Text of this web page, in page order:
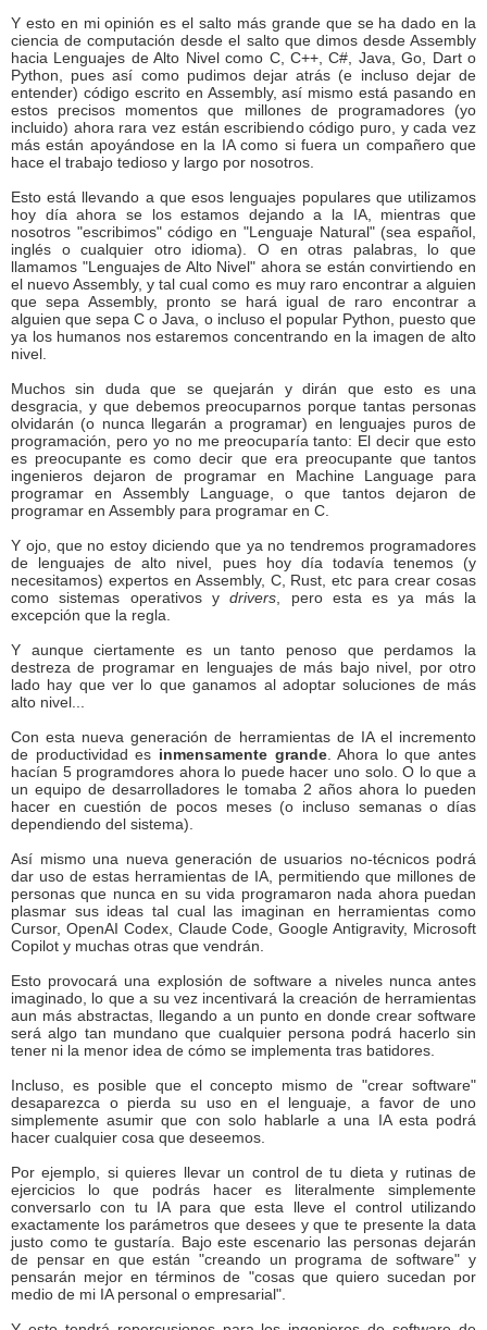
Y esto en mi opinión es el salto más grande que se ha dado en la
ciencia de computación desde el salto que dimos desde Assembly
hacia Lenguajes de Alto Nivel como C, C++, C#, Java, Go, Dart o
Python, pues así como pudimos dejar atrás (e incluso dejar de
entender) código escrito en Assembly, así mismo está pasando en
estos precisos momentos que millones de programadores (yo
incluido) ahora rara vez están escribiendo código puro, y cada vez
más están apoyándose en la IA como si fuera un compañero que
hace el trabajo tedioso y largo por nosotros.
Esto está llevando a que esos lenguajes populares que utilizamos
hoy día ahora se los estamos dejando a la IA, mientras que
nosotros "escribimos" código en "Lenguaje Natural" (sea español,
inglés o cualquier otro idioma). O en otras palabras, lo que
llamamos "Lenguajes de Alto Nivel" ahora se están convirtiendo en
el nuevo Assembly, y tal cual como es muy raro encontrar a alguien
que sepa Assembly, pronto se hará igual de raro encontrar a
alguien que sepa C o Java, o incluso el popular Python, puesto que
ya los humanos nos estaremos concentrando en la imagen de alto
nivel.
Muchos sin duda que se quejarán y dirán que esto es una
desgracia, y que debemos preocuparnos porque tantas personas
olvidarán (o nunca llegarán a programar) en lenguajes puros de
programación, pero yo no me preocuparía tanto: El decir que esto
es preocupante es como decir que era preocupante que tantos
ingenieros dejaron de programar en Machine Language para
programar en Assembly Language, o que tantos dejaron de
programar en Assembly para programar en C.
Y ojo, que no estoy diciendo que ya no tendremos programadores
de lenguajes de alto nivel, pues hoy día todavía tenemos (y
necesitamos) expertos en Assembly, C, Rust, etc para crear cosas
como sistemas operativos ydrivers , pero esta es ya más la
excepción que la regla.
Y aunque ciertamente es un tanto penoso que perdamos la
destreza de programar en lenguajes de más bajo nivel, por otro
lado hay que ver lo que ganamos al adoptar soluciones de más
alto nivel...
Con esta nueva generación de herramientas de IA el incremento
de productividad es inmensamente grande. Ahora lo que antes
hacían 5 programdores ahora lo puede hacer uno solo. O lo que a
un equipo de desarrolladores le tomaba 2 años ahora lo pueden
hacer en cuestión de pocos meses (o incluso semanas o días
dependiendo del sistema).
Así mismo una nueva generación de usuarios no-técnicos podrá
dar uso de estas herramientas de IA, permitiendo que millones de
personas que nunca en su vida programaron nada ahora puedan
plasmar sus ideas tal cual las imaginan en herramientas como
Cursor, OpenAI Codex, Claude Code, Google Antigravity, Microsoft
Copilot y muchas otras que vendrán.
Esto provocará una explosión de software a niveles nunca antes
imaginado, lo que a su vez incentivará la creación de herramientas
aun más abstractas, llegando a un punto en donde crear software
será algo tan mundano que cualquier persona podrá hacerlo sin
tener ni la menor idea de cómo se implementa tras batidores.
Incluso, es posible que el concepto mismo de "crear software"
desaparezca o pierda su uso en el lenguaje, a favor de uno
simplemente asumir que con solo hablarle a una IA esta podrá
hacer cualquier cosa que deseemos.
Por ejemplo, si quieres llevar un control de tu dieta y rutinas de
ejercicios lo que podrás hacer es literalmente simplemente
conversarlo con tu IA para que esta lleve el control utilizando
exactamente los parámetros que desees y que te presente la data
justo como te gustaría. Bajo este escenario las personas dejarán
de pensar en que están "creando un programa de software" y
pensarán mejor en términos de "cosas que quiero sucedan por
medio de mi IA personal o empresarial".